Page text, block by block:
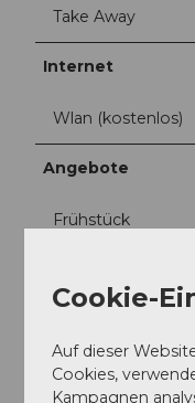
Take Away
Internet
Wlan (kostenlos)
Angebote
Frühstück
Facebook
Instagram
Cookie-
Auf dieser
Cookies,
Kampagnen